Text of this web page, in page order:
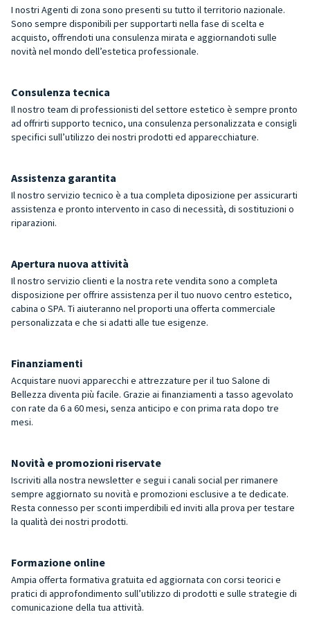
I nostri Agenti di zona sono presenti su tutto il territorio nazionale.
Sono sempre disponibili per supportarti nella fase di scelta e
acquisto, offrendoti una consulenza mirata e aggiornandoti sulle
novità nel mondo dell’estetica professionale.
Consulenza tecnica
Il nostro team di professionisti del settore estetico è sempre pronto
ad offrirti supporto tecnico, una consulenza personalizzata e consigli
specifici sull’utilizzo dei nostri prodotti ed apparecchiature.
Assistenza garantita
Il nostro servizio tecnico è a tua completa diposizione per assicurarti
assistenza e pronto intervento in caso di necessità, di sostituzioni o
riparazioni.
Apertura nuova attività
Il nostro servizio clienti e la nostra rete vendita sono a completa
disposizione per offrire assistenza per il tuo nuovo centro estetico,
cabina o SPA. Ti aiuteranno nel proporti una offerta commerciale
personalizzata e che si adatti alle tue esigenze.
Finanziamenti
Acquistare nuovi apparecchi e attrezzature per il tuo Salone di
Bellezza diventa più facile. Grazie ai finanziamenti a tasso agevolato
con rate da 6 a 60 mesi, senza anticipo e con prima rata dopo tre
mesi.
Novità e promozioni riservate
Iscriviti alla nostra newsletter e segui i canali social per rimanere
sempre aggiornato su novità e promozioni esclusive a te dedicate.
Resta connesso per sconti imperdibili ed inviti alla prova per testare
la qualità dei nostri prodotti.
Formazione online
Ampia offerta formativa gratuita ed aggiornata con corsi teorici e
pratici di approfondimento sull’utilizzo di prodotti e sulle strategie di
comunicazione della tua attività.